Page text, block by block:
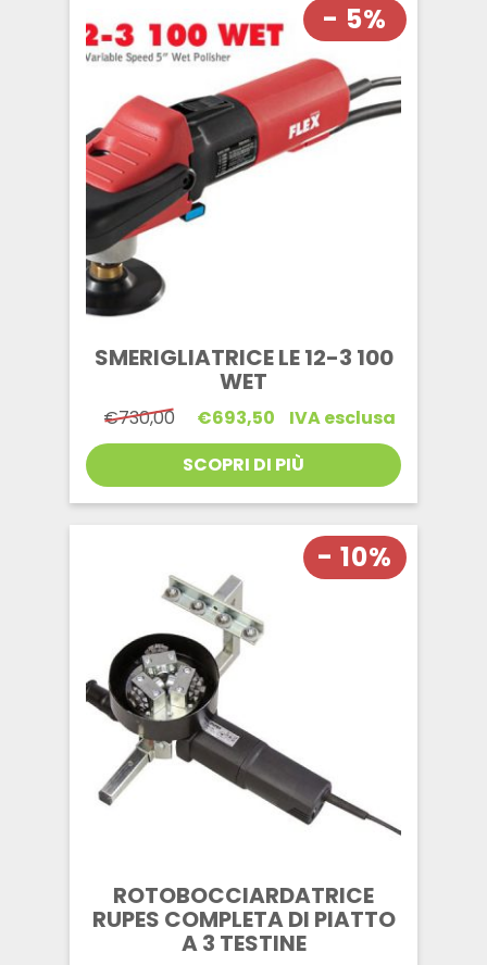
- 5%
SMERIGLIATRICE LE 12-3 100
WET
€730,00 Il
prezzo
originale
era:
€730,00.
€693,50
Il
prezzo
attuale
è:
€693,50.
IVA esclusa
SCOPRI DI PIÙ
- 10%
ROTOBOCCIARDATRICE
RUPES COMPLETA DI PIATTO
A 3 TESTINE